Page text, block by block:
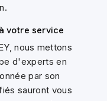
votre service
nous mettons
d'experts en
par son
sauront vous